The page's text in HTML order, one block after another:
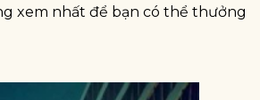
xem nhất để bạn có thể thưởng